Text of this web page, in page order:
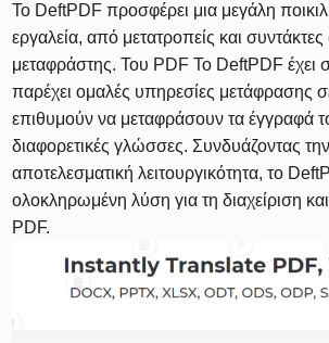
Το DeftPDF προσφέρει μια μεγάλη
εργαλεία, από μετατροπείς και
μεταφράστης. Του PDF Το DeftPDF έχει
παρέχει ομαλές υπηρεσίες μετάφρασης
επιθυμούν να μεταφράσουν τα έγγραφά
διαφορετικές γλώσσες. Συνδυάζοντας
αποτελεσματική λειτουργικότητα, το
ολοκληρωμένη λύση για τη διαχείριση
PDF.